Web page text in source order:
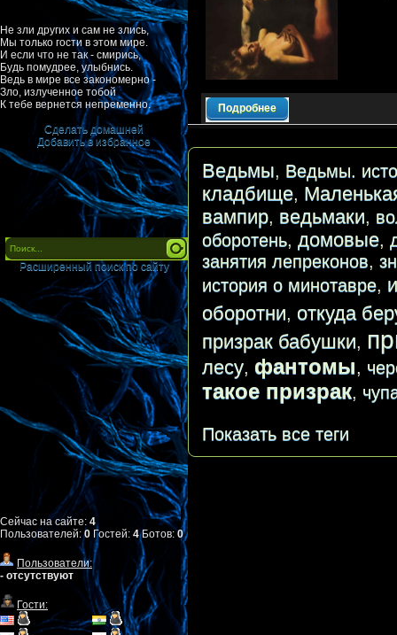
Не зли других и сам не злись,
Мы только гости в этом мире.
И если что не так - смирись,
Будь помудрее, улыбнись.
Ведь в мире все закономерно -
Зло, излученное тобой
К тебе вернется непременно.
Сделать домашней
|
Добавить в избранное
Расширенный поиск по сайту
Сейчас на сайте: 4
Пользователей:0 Гостей: 4Ботов:0
Пользователи:
- отсутствуют
Гости:
Подробнее
Ведьмы, Ведьмы.
кладбище,
вампир, ведьмаки,
оборотень, домовые,
занятия лепреконов,
история о минотавре,
оборотни, откуда
призрак бабушки,
лесу, фантомы,
такое призрак,
Показать все теги